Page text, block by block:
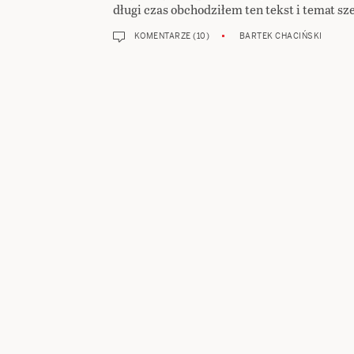
długi czas obchodziłem ten tekst i temat
KOMENTARZE (10) BARTEK CHACIŃSKI